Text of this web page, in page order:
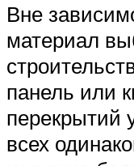
Вне
материал
панель или
перекрытий
всех